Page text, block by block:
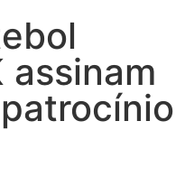
assinam